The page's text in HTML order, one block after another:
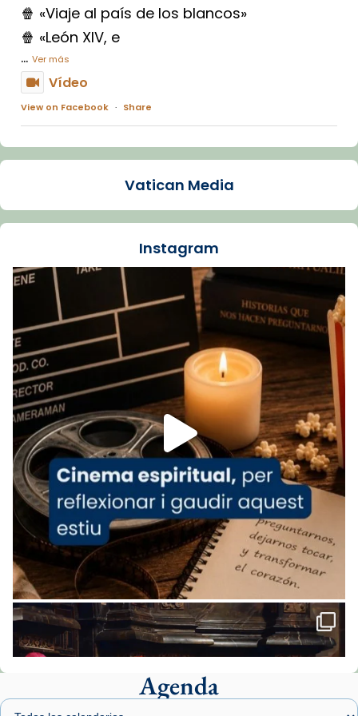
🍿 «Viaje al país de los blancos»
🍿 «León XIV, e
... Ver más
Vídeo
View on Facebook · Share
Arquebisbat de Barcelona
La Carmina va patir depressió. Fa gairebé
dos mesos, a l'Estadi Lluís Companys, la
Recupera l'entrevista comp
Vatican
tican News 👇
www.vaticannews.va/es/iglesia/news/2026-
07/carmina-historia-depresion-papa-viaje-
espana-testimoni...
Foto
View on Facebook · Share
Arquebisbat de Barcelona
1 week ago
«Avui les santes Juliana i Semproniana ens
ajuden a alçar la mirada»
Mons. Sergi Gordo, bisbe de Tortosa, ha
presidit aquest 27 de juliol la missa de Les
Santes de Mataró.
🔗tinyurl.com/cvu5jmbk
📸 J. Merino
Vatican Media
Instagram
Agenda